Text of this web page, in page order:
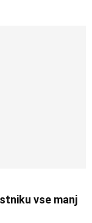
vse manj